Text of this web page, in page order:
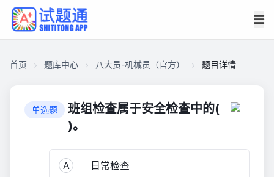
首页 题库中心 八大员-机械员（官方） 题目详情
单选题
班组检查属于安全检查中的(
)。
A 日常检查